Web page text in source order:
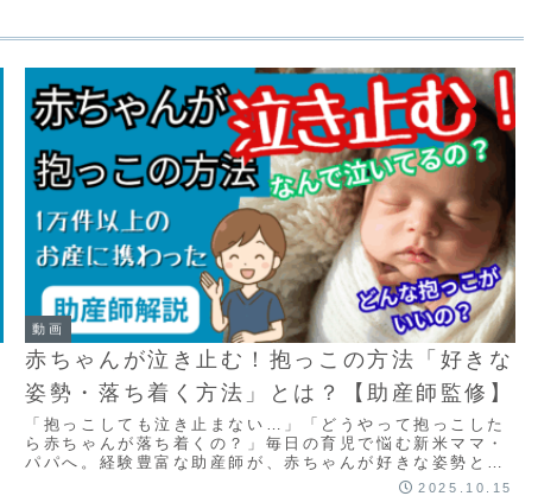
動画
赤ちゃんが泣き止む！抱っこの方法「好きな
姿勢・落ち着く方法」とは？【助産師監修】
「抱っこしても泣き止まない…」「どうやって抱っこした
ら赤ちゃんが落ち着くの？」毎日の育児で悩む新米ママ・
パパへ。経験豊富な助産師が、赤ちゃんが好きな姿勢と落
ち着く抱っこのポイントを詳しく解説します。 ...2025.10.15